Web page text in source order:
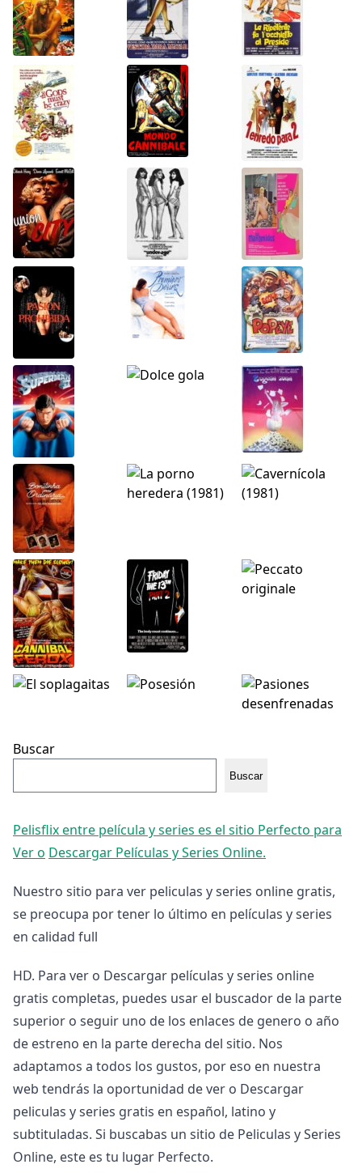
Buscar
Buscar
Pelisflix entre película y series es el sitio Perfecto para
Ver o Descargar Películas y Series Online.
Nuestro sitio para ver peliculas y series online gratis,
se preocupa por tener lo último en películas y series
en calidad full
HD. Para ver o Descargar películas y series online
gratis completas, puedes usar el buscador de la parte
superior o seguir uno de los enlaces de genero o año
de estreno en la parte derecha del sitio. Nos
adaptamos a todos los gustos, por eso en nuestra
web tendrás la oportunidad de ver o Descargar
peliculas y series gratis en español, latino y
subtituladas. Si buscabas un sitio de Peliculas y Series
Online, este es tu lugar Perfecto.